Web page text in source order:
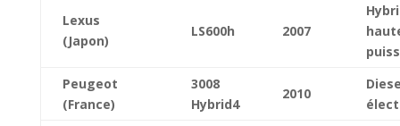
Lexus
(Japon)
LS600h 2007
Peugeot
(France)
3008
Hybrid4
2010